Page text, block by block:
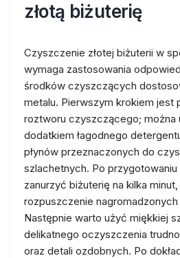
złotą biżuterię
Czyszczenie złotej biżuterii w
wymaga zastosowania
środków czyszczących
metalu. Pierwszym krokiem jest
roztworu czyszczącego; można
dodatkiem łagodnego
płynów przeznaczonych do
szlachetnych. Po
zanurzyć biżuterię na kilka
rozpuszczenie
Następnie warto użyć miękkiej
delikatnego oczyszczenia
oraz detali ozdobnych. Po